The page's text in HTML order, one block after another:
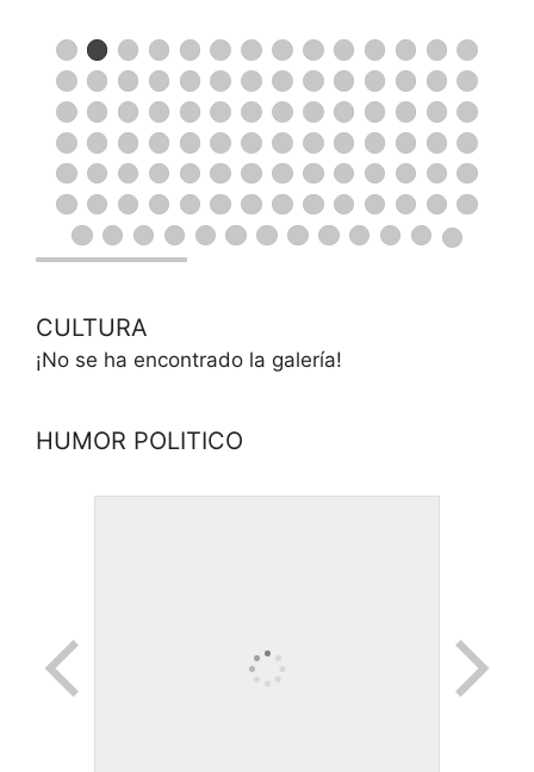
CULTURA
¡No se ha encontrado la galería!
HUMOR POLITICO